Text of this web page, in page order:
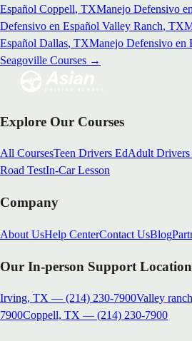
Español Coppell, TXManejo Defensivo
Defensivo en Español Valley Ranch, TX
Español Dallas, TXManejo Defensivo en
Seagoville Courses →
Explore Our Courses
All CoursesTeen Drivers EdAdult Drivers
Road TestIn-Car Lesson
Company
About UsHelp CenterContact UsBlog
Our In-person Support
Irving, TX — (214) 230-7900Valley
7900Coppell, TX — (214) 230-7900